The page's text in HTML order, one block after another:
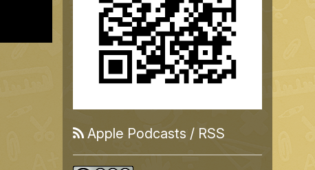
Apple Podcasts / RSS